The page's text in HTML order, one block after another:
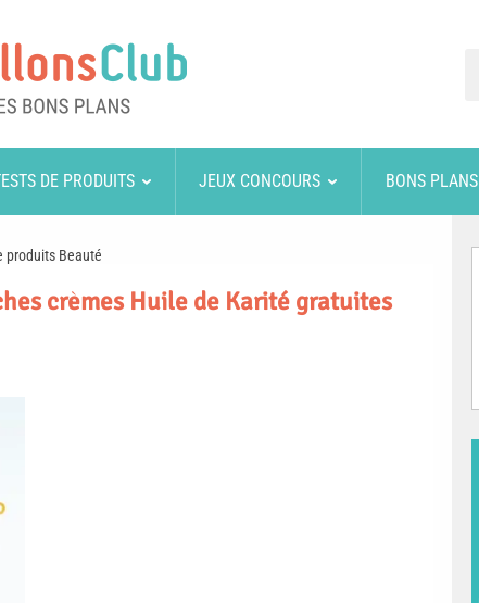
DE PRODUITS JEUX CONCOURS BONS PLANS
produits Beauté
crèmes Huile de Karité gratuites